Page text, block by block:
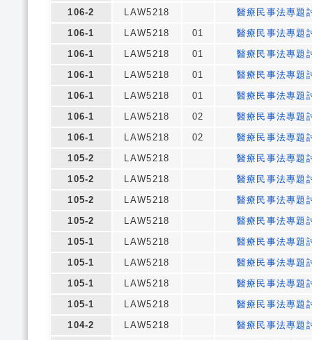
106-2
LAW5218
醫療民事法專題
106-1
LAW5218 01
醫療民事法專題
106-1
LAW5218 01
醫療民事法專題
106-1
LAW5218 01
醫療民事法專題
106-1
LAW5218 01
醫療民事法專題
106-1
LAW5218 02
醫療民事法專題
106-1
LAW5218 02
醫療民事法專題
105-2
LAW5218
醫療民事法專題
105-2
LAW5218
醫療民事法專題
105-2
LAW5218
醫療民事法專題
105-2
LAW5218
醫療民事法專題
105-1
LAW5218
醫療民事法專題
105-1
LAW5218
醫療民事法專題
105-1
LAW5218
醫療民事法專題
105-1
LAW5218
醫療民事法專題
104-2
LAW5218
醫療民事法專題